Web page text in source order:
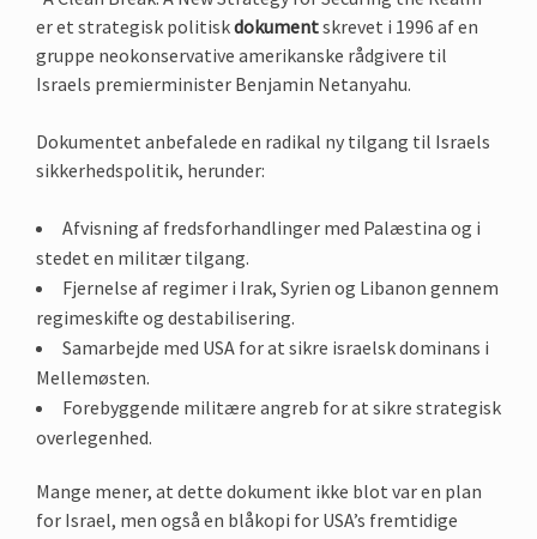
er et strategisk politiskdokumentskrevet i 1996 af en
gruppe neokonservative amerikanske rådgivere til
Israels premierminister Benjamin Netanyahu.
Dokumentet anbefalede en radikal ny tilgang til Israels
sikkerhedspolitik, herunder:
Afvisning af fredsforhandlinger med Palæstina og i
stedet en militær tilgang.
Fjernelse af regimer i Irak, Syrien og Libanon gennem
regimeskifte og destabilisering.
Samarbejde med USA for at sikre israelsk dominans i
Mellemøsten.
Forebyggende militære angreb for at sikre strategisk
overlegenhed.
Mange mener, at dette dokument ikke blot var en plan
for Israel, men også en blåkopi for USA’s fremtidige